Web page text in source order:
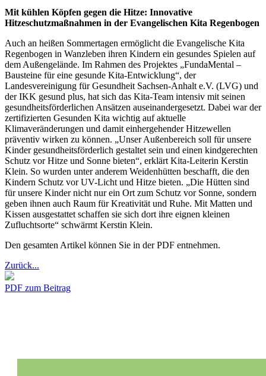
Mit kühlen Köpfen gegen die Hitze: Innovative
Hitzeschutzmaßnahmen in der Evangelischen Kita Regenbogen
Auch an heißen Sommertagen ermöglicht die Evangelische Kita
Regenbogen in Wanzleben ihren Kindern ein gesundes Spielen auf
dem Außengelände. Im Rahmen des Projektes „FundaMental –
Bausteine für eine gesunde Kita-Entwicklung“, der
Landesvereinigung für Gesundheit Sachsen-Anhalt e.V. (LVG) und
der IKK gesund plus, hat sich das Kita-Team intensiv mit seinen
gesundheitsförderlichen Ansätzen auseinandergesetzt. Dabei war der
zertifizierten Gesunden Kita wichtig auf aktuelle
Klimaveränderungen und damit einhergehender Hitzewellen
präventiv wirken zu können. „Unser Außenbereich soll für unsere
Kinder gesundheitsförderlich gestaltet sein und einen kindgerechten
Schutz vor Hitze und Sonne bieten“, erklärt Kita-Leiterin Kerstin
Klein. So wurden unter anderem Weidenhütten beschafft, die den
Kindern Schutz vor UV-Licht und Hitze bieten. „Die Hütten sind
für unsere Kinder nicht nur ein Ort zum Schutz vor Sonne, sondern
geben ihnen auch Raum für Kreativität und Ruhe. Mit Matten und
Kissen ausgestattet schaffen sie sich dort ihre eignen kleinen
Zufluchtsorte“ schwärmt Kerstin Klein.
Den gesamten Artikel können Sie in der PDF entnehmen.
Zurück...
PDF zum Beitrag